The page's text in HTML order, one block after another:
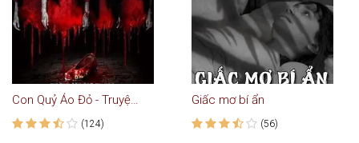
Con Quỷ Áo Đỏ - Truyện Ma
(124)
Giấc mơ bí ẩn
(56)